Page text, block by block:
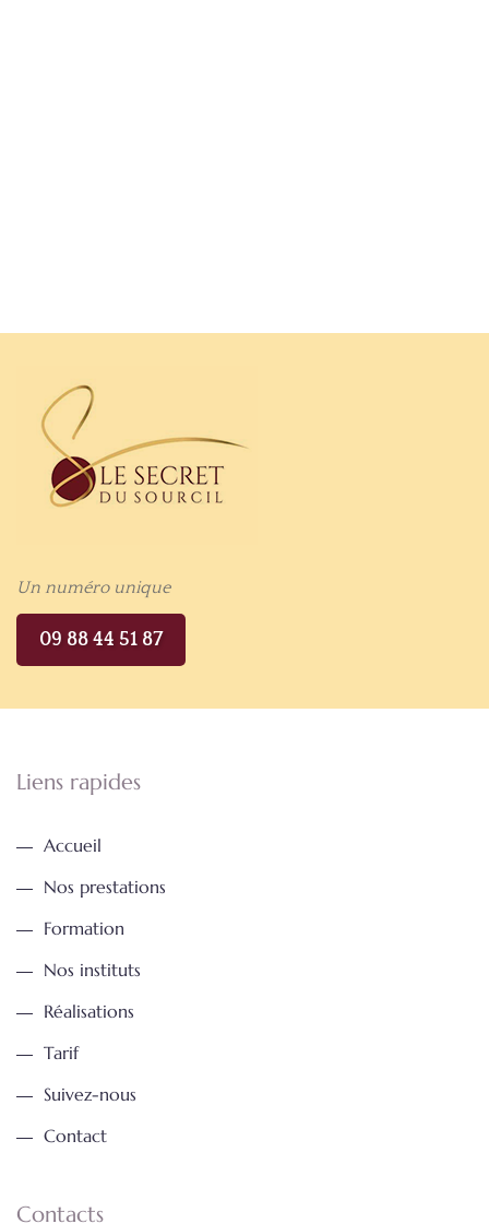
Un numéro unique
09 88 44 51 87
Liens rapides
Accueil
Nos prestations
Formation
Nos instituts
Réalisations
Tarif
Suivez-nous
Contact
Contacts